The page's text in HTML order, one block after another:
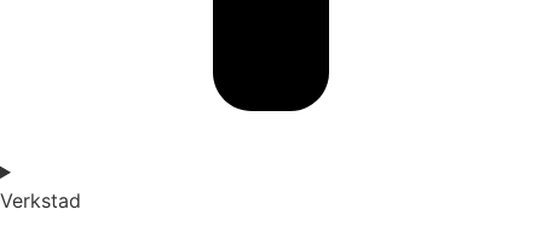
Verkstad